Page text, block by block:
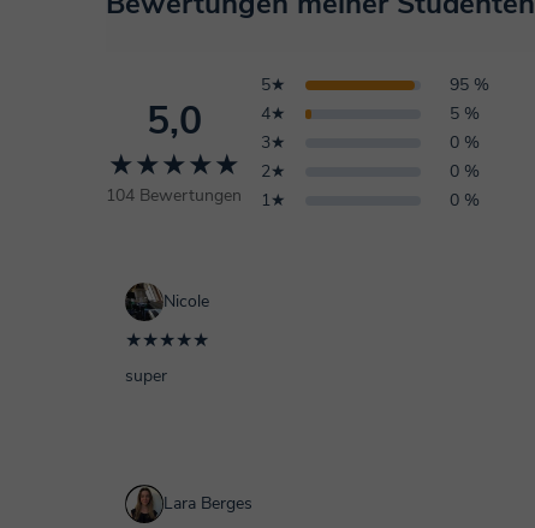
5,0
★★★★★
104 Bewertungen
5★
95 %
4★
5 %
3★
0 %
2★
0 %
1★
0 %
Nicole
★★★★★
super
Lara Berges